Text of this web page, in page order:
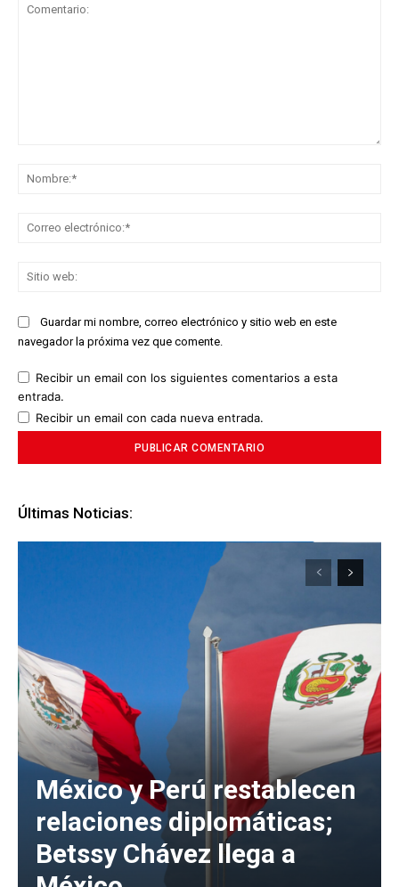
Guardar mi nombre, correo electrónico y sitio web en este
navegador la próxima vez que comente.
Recibir un email con los siguientes comentarios a esta
entrada.
Recibir un email con cada nueva entrada.
Últimas Noticias:
México y Perú restablecen
relaciones diplomáticas;
Betssy Chávez llega a